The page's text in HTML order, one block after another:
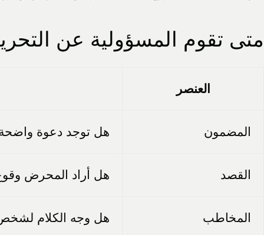
متى تقوم المسؤولية عن
العنصر
المضمون هل توجد دعوة
القصد هل أراد المحرض وقوع
المخاطب هل وجه الكلام لشخص